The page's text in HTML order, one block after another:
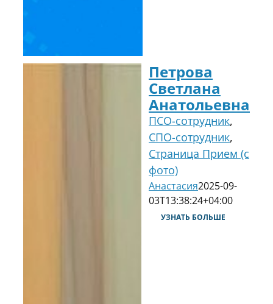
Петрова
Светлана
Анатольевна
ПСО-сотрудник,
СПО-сотрудник,
Страница Прием (с
фото)
Анастасия2025-09-
03T13:38:24+04:00
УЗНАТЬ БОЛЬШЕ